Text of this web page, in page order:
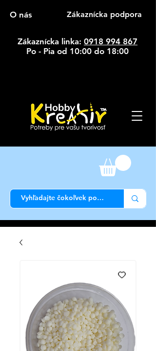
O nás Zákaznícka podpora
Zákaznícka linka: 0918 994 867
Po - Pia od 10:00 do 18:00